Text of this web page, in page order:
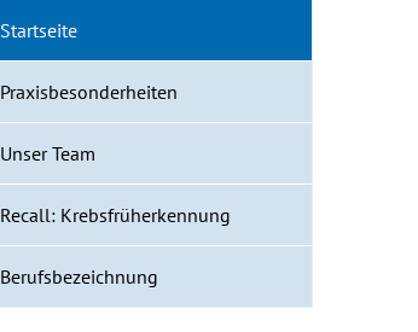
Startseite
Praxisbesonderheiten
Unser Team
Recall: Krebsfrüherkennung
Berufsbezeichnung